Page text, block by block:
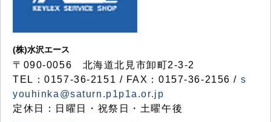
(株)水沢エース
〒090-0056 北海道北見市卸町2-3-2
TEL：0157-36-2151 / FAX：0157-36-2156 / s
youhinka@saturn.p1p1a.or.jp
定休日：日曜日・祝祭日・土曜午後